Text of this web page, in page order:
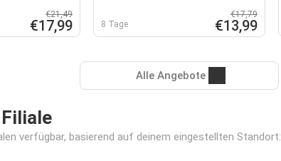
€21,49
€17,99 8 Tage
€17,79
€13,99
Alle Angebote
verfügbar, basierend auf deinem eingestellten Standort: